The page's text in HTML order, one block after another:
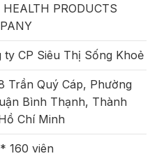
PRODUCTS
ty CP Siêu Thị Sống Khoẻ
Trần Quý Cáp, Phường
Bình Thạnh, Thành
Chí Minh
160 viên